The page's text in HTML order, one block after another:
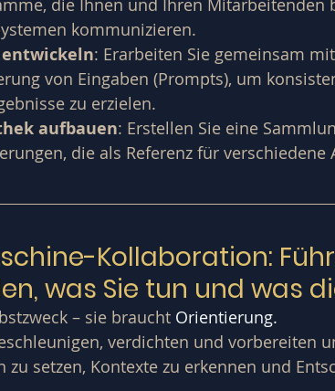
die Ihnen und Ihren Mitarbeitenden
kommunizieren.
entwickeln: Erarbeiten Sie gemeinsam
von Eingaben (Prompts), um
zu erzielen.
aufbauen: Erstellen Sie eine
die als Referenz für verschiedene
Kollaboration:
was Sie tun und was
– sie braucht Orientierung.
verdichten und vorbereiten
zu setzen, Kontexte zu erkennen und